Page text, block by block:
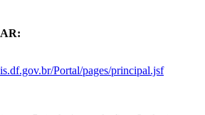
Portal/pages/principal.jsf